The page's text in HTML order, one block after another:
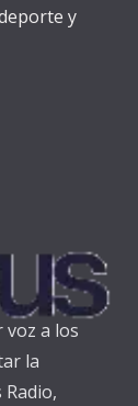
y
a los
la